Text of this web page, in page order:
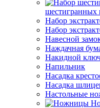
шестигранных
Набор
Набор
Навесной
Наждачная
Накидной
Напильник
Насадка
Насадка
Настольные